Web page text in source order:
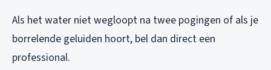
Als het water niet wegloopt na twee pogingen of als je
borrelende geluiden hoort, bel dan direct een
professional.